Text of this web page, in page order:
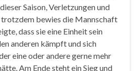
Saison, Verletzungen und
bewies die Mannschaft
dass sie eine Einheit sein
anderen kämpft und sich
eine oder andere gerne mehr
Am Ende steht ein Sieg und